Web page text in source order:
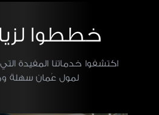
خططوا
اكتشفوا خدماتنا المفيدة
لمول عُمان سهلة